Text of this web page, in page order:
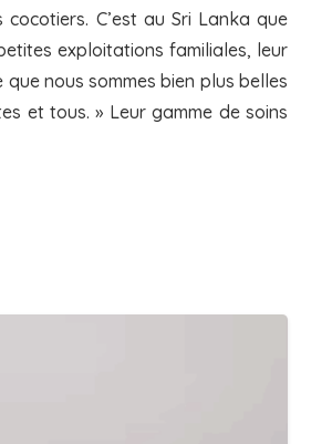
C’est au Sri Lanka que
exploitations familiales, leur
nous sommes bien plus belles
et tous. » Leur gamme de soins